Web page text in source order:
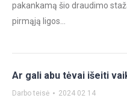
pakankamą šio draudimo
pirmąją ligos…
Ar gali abu tėvai išeiti
Darbo teisė 2024 02 14